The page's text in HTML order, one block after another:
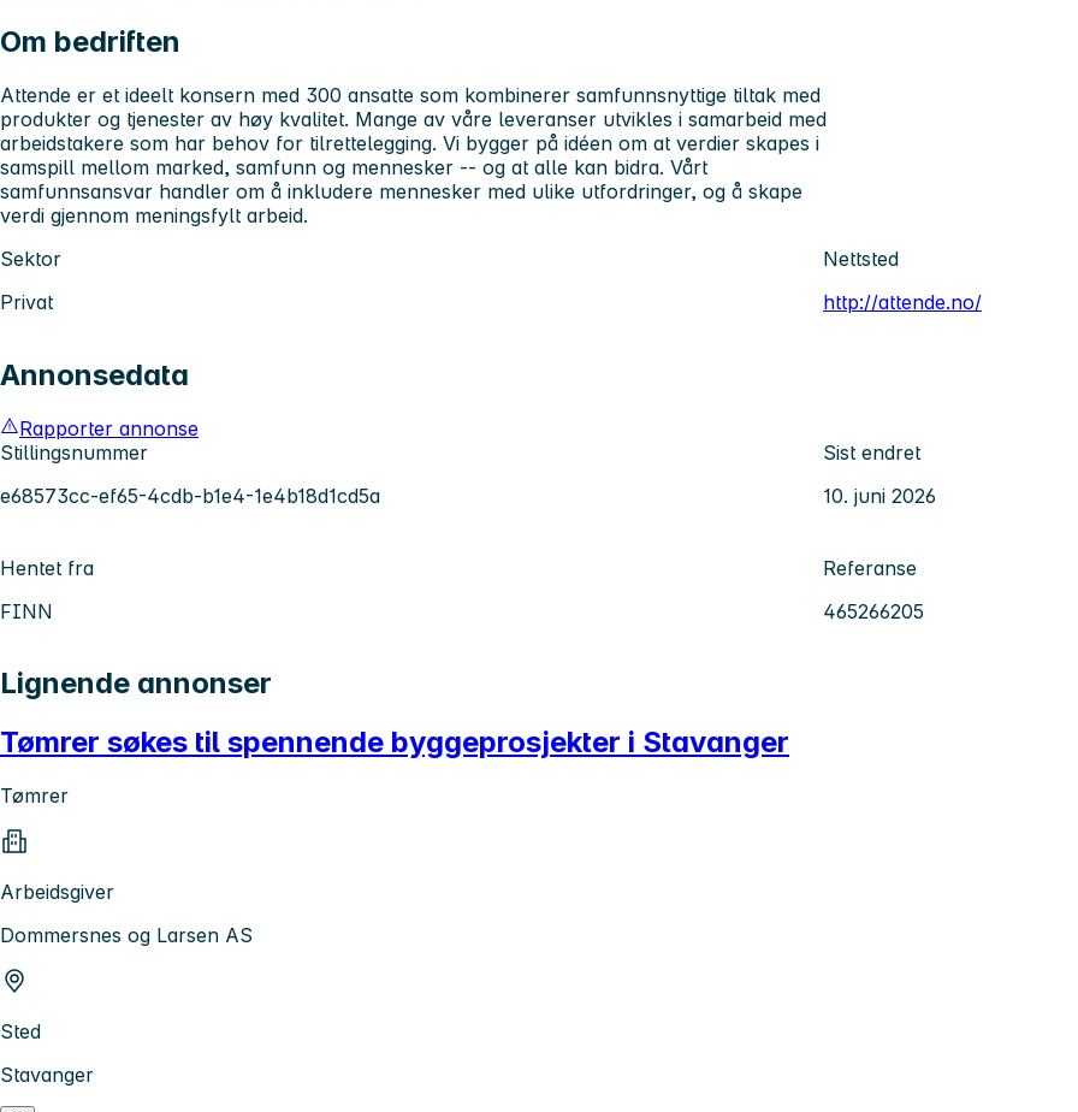
Om bedriften
Attende er et ideelt konsern med 300 ansatte som kombinerer samfunnsnyttige tiltak med
produkter og tjenester av høy kvalitet. Mange av våre leveranser utvikles i samarbeid med
arbeidstakere som har behov for tilrettelegging. Vi bygger på idéen om at verdier skapes i
samspill mellom marked, samfunn og mennesker -- og at alle kan bidra. Vårt
samfunnsansvar handler om å inkludere mennesker med ulike utfordringer, og å skape
verdi gjennom meningsfylt arbeid.
Sektor
Privat
Nettsted
http://attende.no/
Annonsedata
Rapporter annonse
Stillingsnummer
e68573cc-ef65-4cdb-b1e4-1e4b18d1cd5a
Sist endret
10. juni 2026
Hentet fra
FINN
Referanse
465266205
Lignende annonser
Tømrer søkes til spennende byggeprosjekter i Stavanger
Tømrer
Arbeidsgiver
Dommersnes og Larsen AS
Sted
Stavanger